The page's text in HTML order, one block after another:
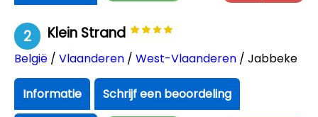
2 Klein Strand
België / Vlaanderen / West-Vlaanderen / Jabbeke
Informatie Schrijf een beoordeling